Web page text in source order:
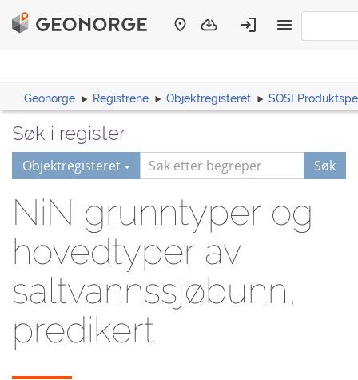
Geonorge Registrene Objektregisteret SOSI
Søk i register
Objektregisteret Søk
NiN grunntyper og
hovedtyper av
saltvannssjøbunn,
predikert